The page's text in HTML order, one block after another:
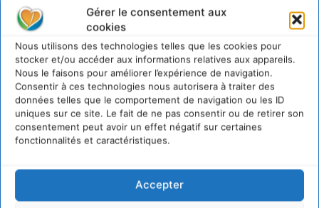
Gérer le consentement aux
cookies
Nous utilisons des technologies telles que les cookies pour
stocker et/ou accéder aux informations relatives aux appareils.
Nous le faisons pour améliorer l’expérience de navigation.
Consentir à ces technologies nous autorisera à traiter des
données telles que le comportement de navigation ou les ID
uniques sur ce site. Le fait de ne pas consentir ou de retirer son
consentement peut avoir un effet négatif sur certaines
fonctionnalités et caractéristiques.
Accepter